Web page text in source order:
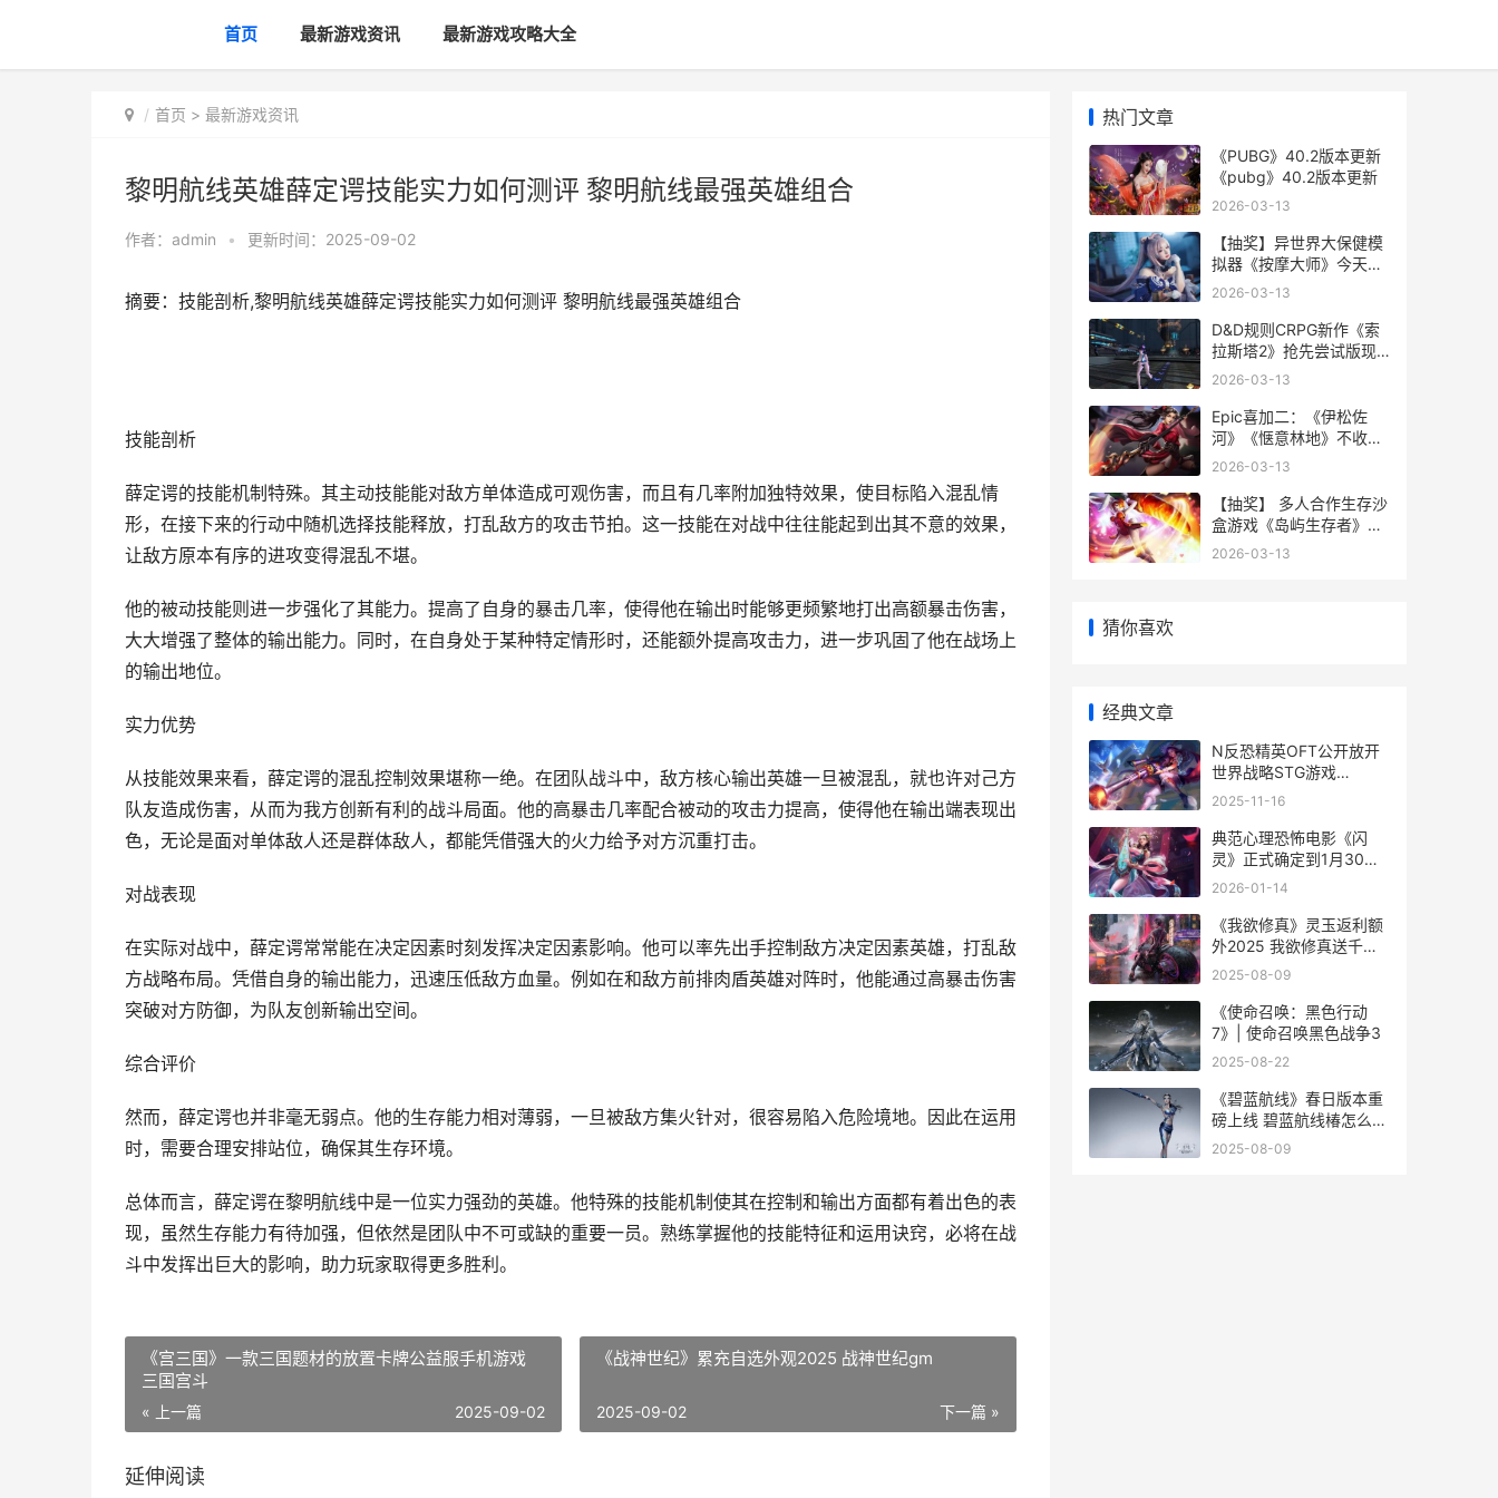
首页 最新游戏资讯 最新游戏攻略大全
首页 > 最新游戏资讯
黎明航线英雄薛定谔技能实力如何测评 黎明航线最强英雄组合
作者： admin • 更新时间：2025-09-02
摘要：技能剖析,黎明航线英雄薛定谔技能实力如何测评 黎明航线最强英雄组合
技能剖析
薛定谔的技能机制特殊。其主动技能能对敌方单体造成可观伤害，而且有几率附加独特效果，使目标陷入混乱情
形，在接下来的行动中随机选择技能释放，打乱敌方的攻击节拍。这一技能在对战中往往能起到出其不意的效果，
让敌方原本有序的进攻变得混乱不堪。
他的被动技能则进一步强化了其能力。提高了自身的暴击几率，使得他在输出时能够更频繁地打出高额暴击伤害，
大大增强了整体的输出能力。同时，在自身处于某种特定情形时，还能额外提高攻击力，进一步巩固了他在战场上
的输出地位。
实力优势
从技能效果来看，薛定谔的混乱控制效果堪称一绝。在团队战斗中，敌方核心输出英雄一旦被混乱，就也许对己方
队友造成伤害，从而为我方创新有利的战斗局面。他的高暴击几率配合被动的攻击力提高，使得他在输出端表现出
色，无论是面对单体敌人还是群体敌人，都能凭借强大的火力给予对方沉重打击。
对战表现
在实际对战中，薛定谔常常能在决定因素时刻发挥决定因素影响。他可以率先出手控制敌方决定因素英雄，打乱敌
方战略布局。凭借自身的输出能力，迅速压低敌方血量。例如在和敌方前排肉盾英雄对阵时，他能通过高暴击伤害
突破对方防御，为队友创新输出空间。
综合评价
然而，薛定谔也并非毫无弱点。他的生存能力相对薄弱，一旦被敌方集火针对，很容易陷入危险境地。因此在运用
时，需要合理安排站位，确保其生存环境。
总体而言，薛定谔在黎明航线中是一位实力强劲的英雄。他特殊的技能机制使其在控制和输出方面都有着出色的表
现，虽然生存能力有待加强，但依然是团队中不可或缺的重要一员。熟练掌握他的技能特征和运用诀窍，必将在战
斗中发挥出巨大的影响，助力玩家取得更多胜利。
《宫三国》一款三国题材的放置卡牌公益服手机游戏
三国宫斗
« 上一篇 2025-09-02
《战神世纪》累充自选外观2025 战神世纪gm
下一篇 »
2025-09-02
延伸阅读
热门文章
《PUBG》40.2版本更新
《pubg》40.2版本更新
2026-03-13
【抽奖】异世界大保健模
拟器《按摩大师》今天正
式登陆Steam 异世界抽奖
2026-03-13
D&D规则CRPG新作《索
拉斯塔2》抢先尝试版现
已推出 drc规则有哪些
2026-03-13
Epic喜加二：《伊松佐
河》《惬意林地》不收费
领 epic喜加一网站
2026-03-13
【抽奖】 多人合作生存沙
盒游戏《岛屿生存者》最
新DLC“冰霜堡垒”今天上
2026-03-13
猜你喜欢
经典文章
N反恐精英OFT公开放开
世界战略STG游戏
《CINDER 反恐精英neo
2025-11-16
典范心理恐怖电影《闪
灵》正式确定到1月30日
国内院线上映 经典心理学
2026-01-14
《我欲修真》灵玉返利额
外2025 我欲修真送千元
充值
2025-08-09
《使命召唤：黑色行动
7》| 使命召唤黑色战争3
2025-08-22
《碧蓝航线》春日版本重
磅上线 碧蓝航线椿怎么获
得2021
2025-08-09